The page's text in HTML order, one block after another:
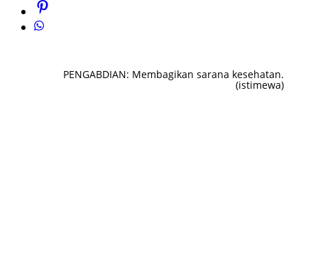
PENGABDIAN: Membagikan sarana kesehatan.
(istimewa)